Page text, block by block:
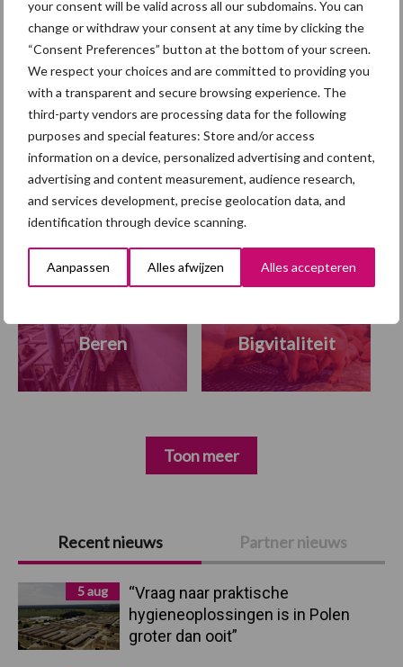
your consent will be valid across all our subdomains. You can
change or withdraw your consent at any time by clicking the
“Consent Preferences” button at the bottom of your screen.
We respect your choices and are committed to providing you
with a transparent and secure browsing experience. The
third-party vendors are processing data for the following
purposes and special features: Store and/or access
information on a device, personalized advertising and content,
advertising and content measurement, audience research,
and services development, precise geolocation data, and
identification through device scanning.
Aanpassen Alles afwijzen Alles accepteren
Primaire
Sidebar
Recent nieuws Partner nieuws
5 aug
“Vraag naar praktische
hygieneoplossingen is in Polen
groter dan ooit”
OECD en FAO:
varkensvleesconsumptie
blijft groeien, maar vooral
buiten Europa
Themapagina
Diergezondheid
Beren Bigvitaliteit
Toon meer